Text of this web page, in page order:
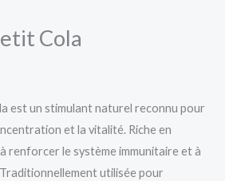
Cola
est un stimulant naturel reconnu pour
et la vitalité. Riche en
renforcer le système immunitaire et à
utilisée pour